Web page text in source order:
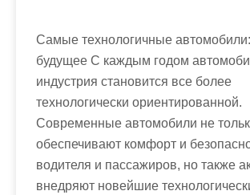
Самые технологичные автомобили:
будущее С каждым годом
индустрия становится все более
технологически ориентированной.
Современные автомобили не
обеспечивают комфорт и
водителя и пассажиров, но также
внедряют новейшие